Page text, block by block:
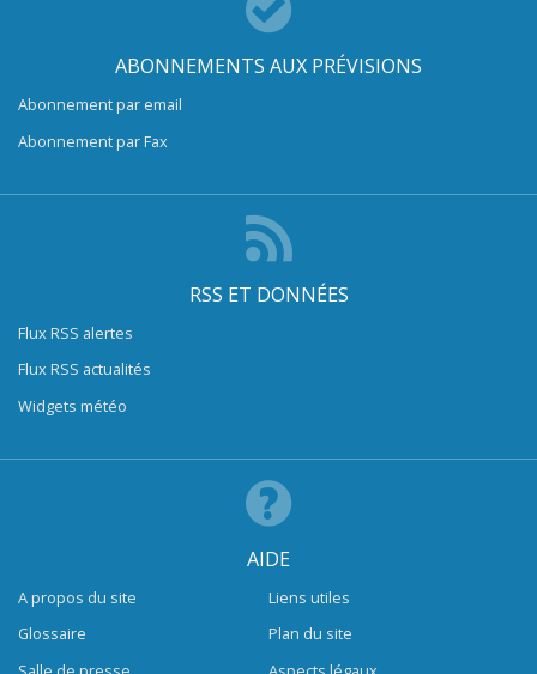
ABONNEMENTS AUX PRÉVISIONS
Abonnement par email
Abonnement par Fax
RSS ET DONNÉES
Flux RSS alertes
Flux RSS actualités
Widgets météo
AIDE
A propos du site
Glossaire
Liens utiles
Plan du site